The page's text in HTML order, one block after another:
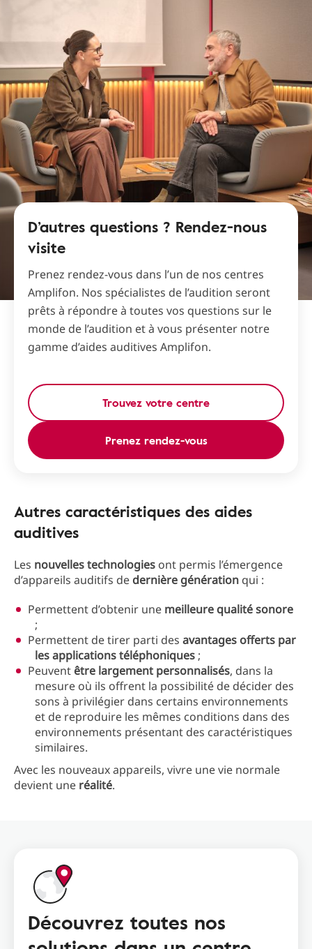
D’autres questions ? Rendez-nous
visite
Prenez rendez-vous dans l’un de nos centres
Amplifon. Nos spécialistes de l’audition seront
prêts à répondre à toutes vos questions sur le
monde de l’audition et à vous présenter notre
gamme d’aides auditives Amplifon.
Trouvez votre centre
Prenez rendez-vous
Autres caractéristiques des aides
auditives
Les nouvelles technologies ont permis l’émergence
d’appareils auditifs de dernière génération qui :
Permettent d’obtenir une meilleure qualité sonore
;
Permettent de tirer parti des avantages offerts par
les applications téléphoniques ;
Peuvent être largement personnalisés, dans la
mesure où ils offrent la possibilité de décider des
sons à privilégier dans certains environnements
et de reproduire les mêmes conditions dans des
environnements présentant des caractéristiques
similaires.
Avec les nouveaux appareils, vivre une vie normale
devient une réalité.
Découvrez toutes nos